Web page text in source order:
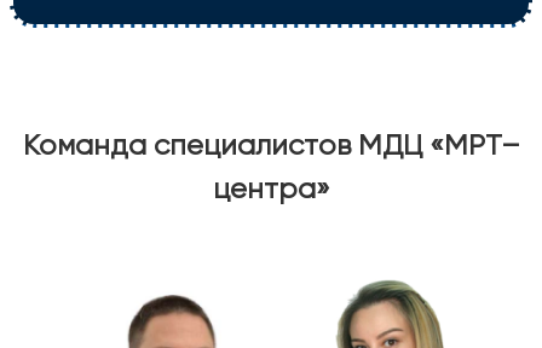
Команда специалистов МДЦ «МРТ–
центра»